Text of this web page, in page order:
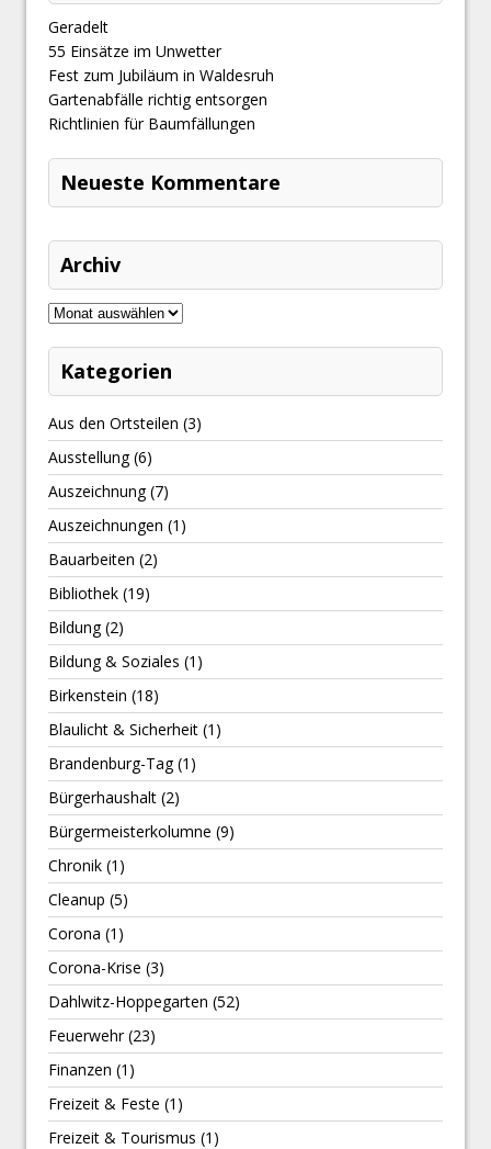
Geradelt
​55 Einsätze im Unwetter
Fest zum Jubiläum in Waldesruh
Gartenabfälle richtig entsorgen
Richtlinien für Baumfällungen
Neueste Kommentare
Archiv
Kategorien
Aus den Ortsteilen (3)
Ausstellung(6)
Auszeichnung(7)
Auszeichnungen (1)
Bauarbeiten (2)
Bibliothek (19)
Bildung(2)
Bildung & Soziales (1)
Birkenstein (18)
Blaulicht & Sicherheit (1)
Brandenburg-Tag(1)
Bürgerhaushalt (2)
Bürgermeisterkolumne (9)
Chronik (1)
Cleanup (5)
Corona (1)
Corona-Krise (3)
Dahlwitz-Hoppegarten (52)
Feuerwehr(23)
Finanzen (1)
Freizeit & Feste (1)
Freizeit & Tourismus (1)